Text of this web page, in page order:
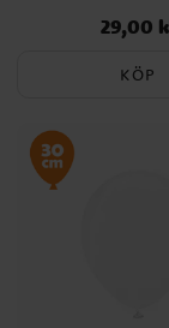
Pris:29,00
29,00
KÖP